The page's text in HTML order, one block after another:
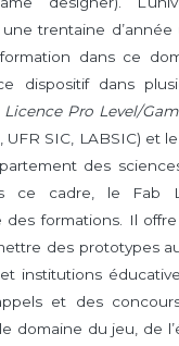
trentaine
dans ce
dispositif dans
Licence Pro Level/
SIC, LABSIC) et le
des
ce cadre, le Fab
des formations. Il
des prototypes
institutions
et des
domaine du jeu, de